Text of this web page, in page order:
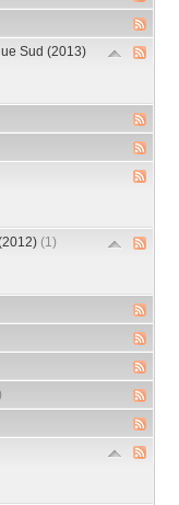
Sud (2013)
(1)